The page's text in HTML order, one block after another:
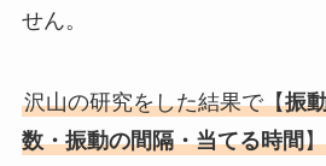
せん。
沢山の研究をした結果で【振
数・振動の間隔・当てる時間